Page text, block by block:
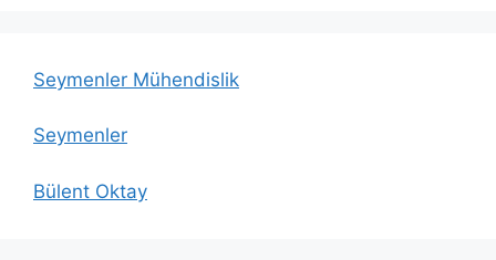
Seymenler Mühendislik
Seymenler
Bülent Oktay